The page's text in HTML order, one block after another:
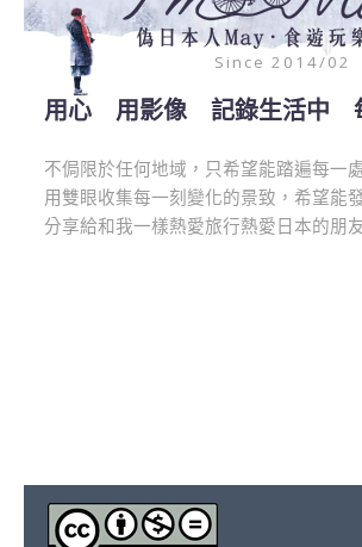
Since 2014/02
用心 用影像 記錄生活中
不侷限於任何地域，只希望能踏遍每一
用雙眼收集每一刻變化的景致，希望能
分享給和我一樣熱愛旅行熱愛日本的朋